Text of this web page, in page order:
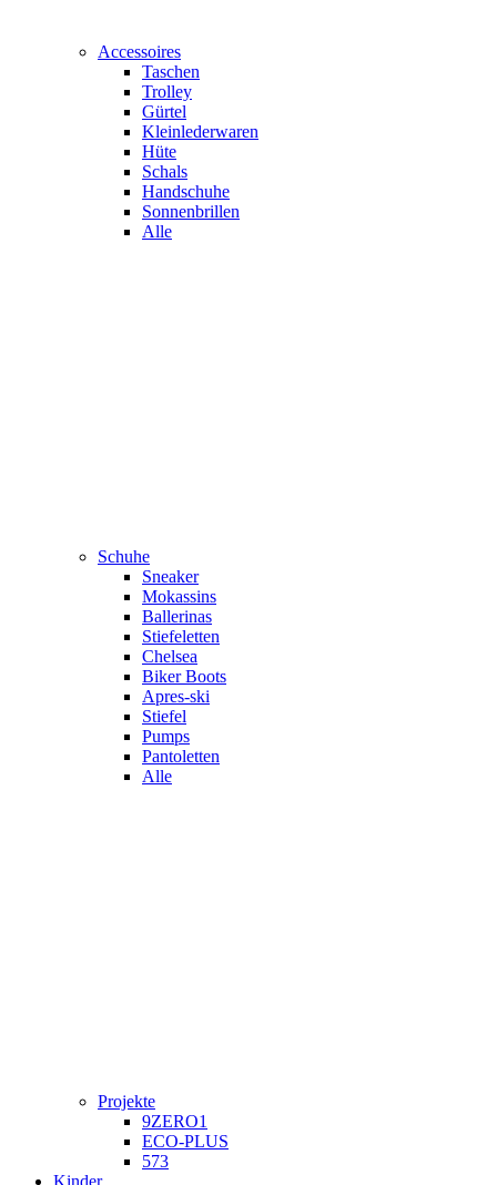
Accessoires
Taschen
Trolley
Gürtel
Kleinlederwaren
Hüte
Schals
Handschuhe
Sonnenbrillen
Alle
Schuhe
Sneaker
Mokassins
Ballerinas
Stiefeletten
Chelsea
Biker Boots
Apres-ski
Stiefel
Pumps
Pantoletten
Alle
Projekte
9ZERO1
ECO-PLUS
573
Kinder